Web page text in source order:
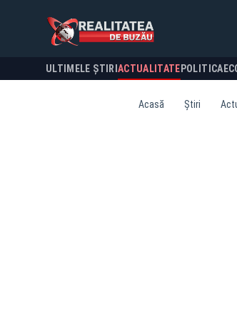
ULTIMELE ȘTIRI ACTUALITATE POLITICA
Acasă Știri